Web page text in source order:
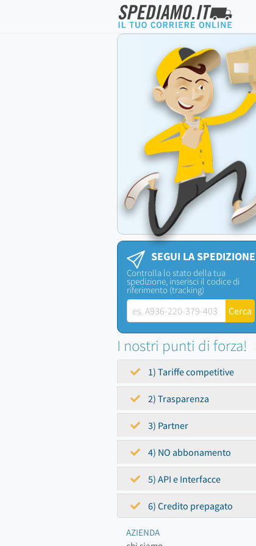
SEGUI LA SPEDIZIONE
Controlla lo stato della tua
spedizione, inserisci il codice di
riferimento (tracking)
I nostri punti di forza!
1) Tariffe competitive
2) Trasparenza
3) Partner
4) NO abbonamento
5) API e Interfacce
6) Credito prepagato
AZIENDA